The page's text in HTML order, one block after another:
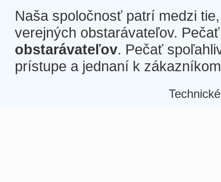
Naša spoločnosť patrí medzi
verejných obstarávateľov.
obstarávateľov. Pečať
prístupe a jednaní k